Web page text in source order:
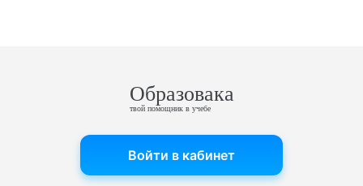
Образовака
твой помощник в учебе
Войти в кабинет